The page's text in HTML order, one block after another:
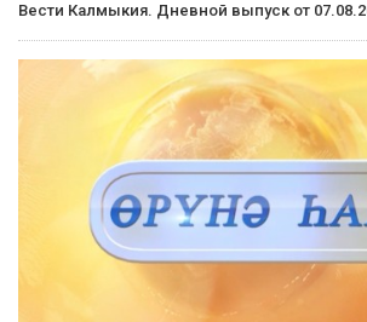
Вести Калмыкия. Дневной выпуск от